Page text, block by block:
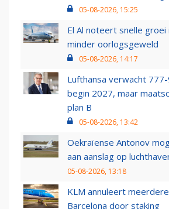
05-08-2026, 15:25
El Al noteert snelle
minder oorlogsgeweld
05-08-2026, 14:17
Lufthansa verwacht
begin 2027, maar
plan B
05-08-2026, 13:42
Oekraïense Antonov
aan aanslag op
05-08-2026, 13:18
KLM annuleert
Barcelona door staking